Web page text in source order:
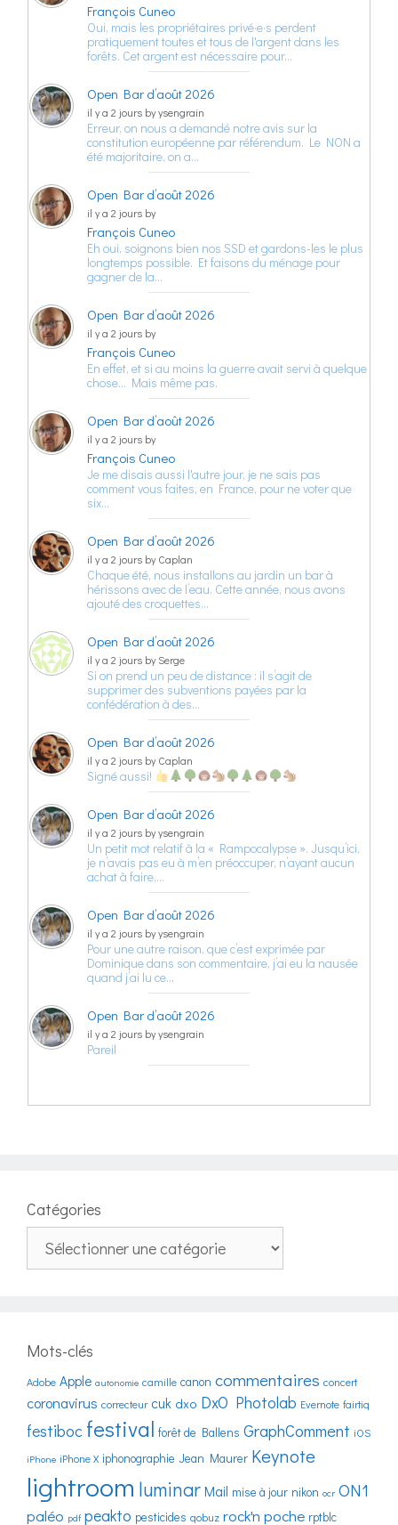
François Cuneo
Oui, mais les propriétaires privé·e·s perdent
pratiquement toutes et tous de l'argent dans les
forêts. Cet argent est nécessaire pour…
Open Bar d’août 2026
il y a 2 jours by ysengrain
Erreur, on nous a demandé notre avis sur la
constitution européenne par référendum. Le NON a
été majoritaire, on a…
Open Bar d’août 2026
il y a 2 jours by
François Cuneo
Eh oui, soignons bien nos SSD et gardons-les le plus
longtemps possible. Et faisons du ménage pour
gagner de la…
Open Bar d’août 2026
il y a 2 jours by
François Cuneo
En effet, et si au moins la guerre avait servi à quelque
chose… Mais même pas.
Open Bar d’août 2026
il y a 2 jours by
François Cuneo
Je me disais aussi l'autre jour, je ne sais pas
comment vous faites, en France, pour ne voter que
six…
Open Bar d’août 2026
il y a 2 jours by Caplan
Chaque été, nous installons au jardin un bar à
hérissons avec de l’eau. Cette année, nous avons
ajouté des croquettes…
Open Bar d’août 2026
il y a 2 jours by Serge
Si on prend un peu de distance : il s’agit de
supprimer des subventions payées par la
confédération à des…
Open Bar d’août 2026
il y a 2 jours by Caplan
Signé aussi!
Open Bar d’août 2026
il y a 2 jours by ysengrain
Un petit mot relatif à la « Rampocalypse ». Jusqu’ici,
je n’avais pas eu à m’en préoccuper, n’ayant aucun
achat à faire,…
Open Bar d’août 2026
il y a 2 jours by ysengrain
Pour une autre raison, que c’est exprimée par
Dominique dans son commentaire, j’ai eu la nausée
quand j’ai lu ce…
Open Bar d’août 2026
il y a 2 jours by ysengrain
Pareil
Catégories
Mots-clés
Adobe Apple autonomie camille canon commentaires concert
coronavirus correcteur cuk dxo DxO Photolab Evernote fairtiq
festiboc festival forêt de Ballens GraphComment iOS
iPhone iPhone X iphonographie Jean Maurer Keynote
lightroom luminar Mail mise à jour nikon ocr ON1
paléo pdf peakto pesticides qobuz rock'n poche rptblc